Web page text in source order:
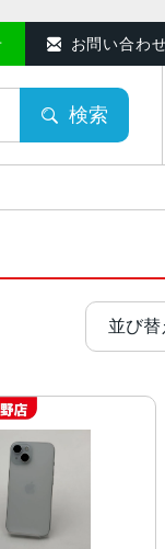
お問い合わ
検索